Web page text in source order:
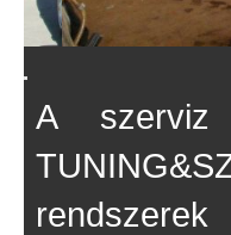
	timeout: 4000,
	width: 950,
A